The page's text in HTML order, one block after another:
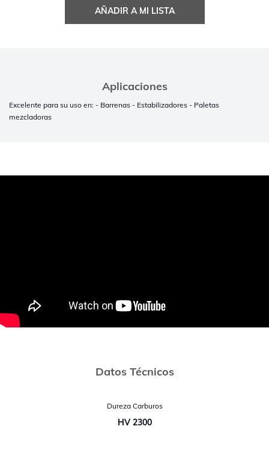
AÑADIR A MI LISTA
Aplicaciones
Excelente para su uso en: - Barrenas - Estabilizadores - Paletas
mezcladoras
Datos Técnicos
Dureza Carburos
HV 2300